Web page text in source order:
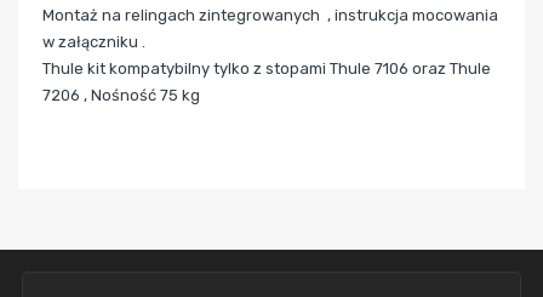
Montaż na relingach zintegrowanych , instrukcja mocowania
w załączniku .
Thule kit kompatybilny tylko z stopami Thule 7106 oraz Thule
7206 , Nośność 75 kg